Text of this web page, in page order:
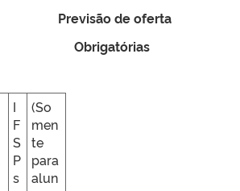
de oferta
I
F
S
P
s
(So
men
te
para
alun